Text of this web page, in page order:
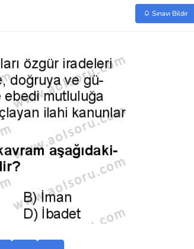
Sınavı Bildir